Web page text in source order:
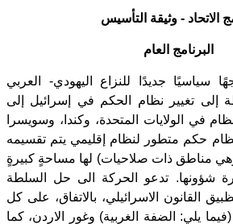
الاتحاد - وثيقة التأسيس
البرنامج العام
سياسيًا جديدًا للنزاع اليهودي- العربي
إلى تغيير نظام الحكم في إسرائيل إلى
في الولايات المتحدة، وكندا، وسويسرا
نظام حكم متطور لنظام إقليمي يتم تقسيمه
(وهي مناطق ذات صلاحيات) لها مساحةٍ كبيرةٍ
شؤونها. تدعو الحركة الى حل السلطة
القانون الاسرائيلي، بالاتفاق، على كل
يلي: الضفة الغربية) وغور الاردن، كما